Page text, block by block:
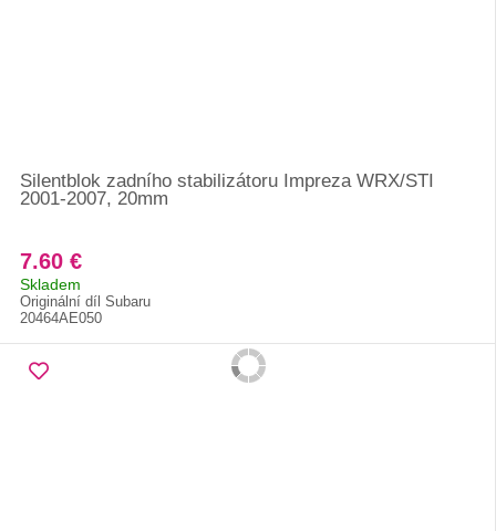
Silentblok zadního stabilizátoru Impreza WRX/STI
2001-2007, 20mm
7.60 €
Skladem
Originální díl Subaru
20464AE050